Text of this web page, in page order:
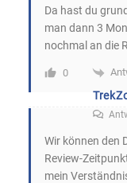
Da hast du
man dann 3
nochmal an die
0
Wir können den
Review-
mein